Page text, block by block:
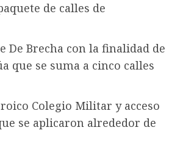
de calles de
Brecha con la finalidad de
que se suma a cinco calles
Colegio Militar y acceso
se aplicaron alrededor de